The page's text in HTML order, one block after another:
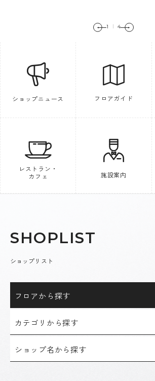
1 4
ショップニュース フロアガイド
レストラン・
カフェ
施設案内
SHOPLIST
ショップリスト
フロアから探す
カテゴリから探す
ショップ名から探す